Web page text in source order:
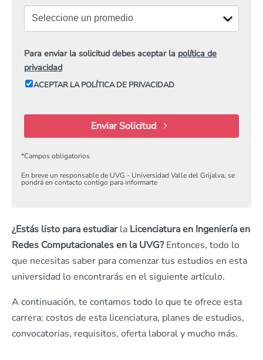
Para enviar la solicitud debes aceptar la política de
privacidad
ACEPTAR LA POLÍTICA DE PRIVACIDAD
Enviar Solicitud
*Campos obligatorios
En breve un responsable de UVG - Universidad Valle del Grijalva, se
pondrá en contacto contigo para informarte
¿Estás listo para estudiarla Licenciatura en Ingeniería en
Redes Computacionalesen la UVG?Entonces, todo lo
que necesitas saber para comenzar tus estudios en esta
universidad lo encontrarás en el siguiente artículo.
A continuación, te contamos todo lo que te ofrece esta
carrera: costos de esta licenciatura, planes de estudios,
convocatorias, requisitos, oferta laboral y mucho más.